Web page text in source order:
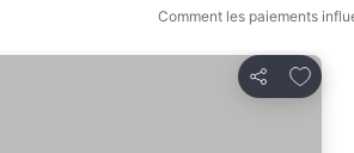
Comment les paiements
Partager